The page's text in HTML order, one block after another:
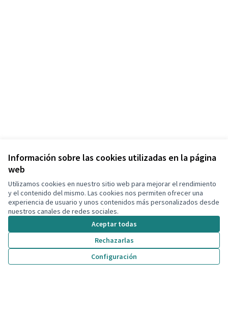
Información sobre las cookies utilizadas en la página
web
Utilizamos cookies en nuestro sitio web para mejorar el rendimiento
y el contenido del mismo. Las cookies nos permiten ofrecer una
experiencia de usuario y unos contenidos más personalizados desde
nuestros canales de redes sociales.
Aceptar todas
Rechazarlas
Configuración
Términos y condiciones de uso